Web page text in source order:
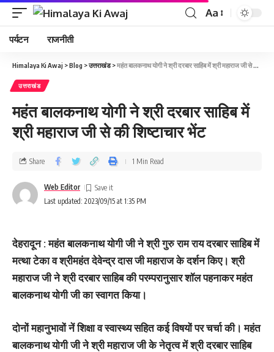
Aa
पर्यटन राजनीती
Himalaya Ki Awaj >Blog >उत्तराखंड>महंत बालकनाथ योगी ने श्री दरबार साहिब में श्री महाराज जी से की शिष्टाचार भेंट
उत्तराखंड
महंत बालकनाथ योगी ने श्री दरबार साहिब में
श्री महाराज जी से की शिष्टाचार भेंट
Last updated: 2023/09/15 at 1:35 PM
Web Editor
Share 1 Min Read
देहरादून : महंत बालकनाथ योगी जी ने श्री गुरु राम राय दरबार साहिब में
मत्था टेका व श्रीमहंत देवेन्द्र दास जी महाराज के दर्शन किए। श्री
महाराज जी ने श्री दरबार साहिब की परम्परानुसार शॉल पहनाकर महंत
बालकनाथ योगी जी का स्वागत किया।
दोनों महानुभावों नें शिक्षा व स्वास्थ्य सहित कई विषयों पर चर्चा की। महंत
बालकनाथ योगी जी ने श्री महाराज जी के नेतृत्व में श्री दरबार साहिब